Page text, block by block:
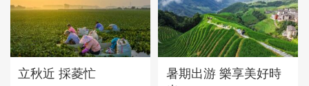
立秋近 採菱忙
暑期出游 樂享美好時